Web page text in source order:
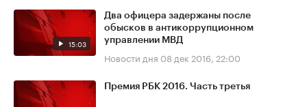
15:03
Два офицера задержаны после
обысков в антикоррупционном
управлении МВД
Новости дня 08 дек 2016, 22:00
Премия РБК 2016. Часть третья